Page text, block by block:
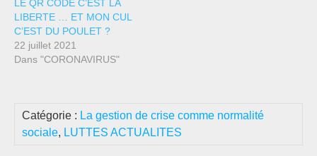
LE QR CODE C’EST LA
LIBERTE … ET MON CUL
C’EST DU POULET ?
22 juillet 2021
Dans "CORONAVIRUS"
Catégorie : La gestion de crise comme normalité
sociale, LUTTES ACTUALITES